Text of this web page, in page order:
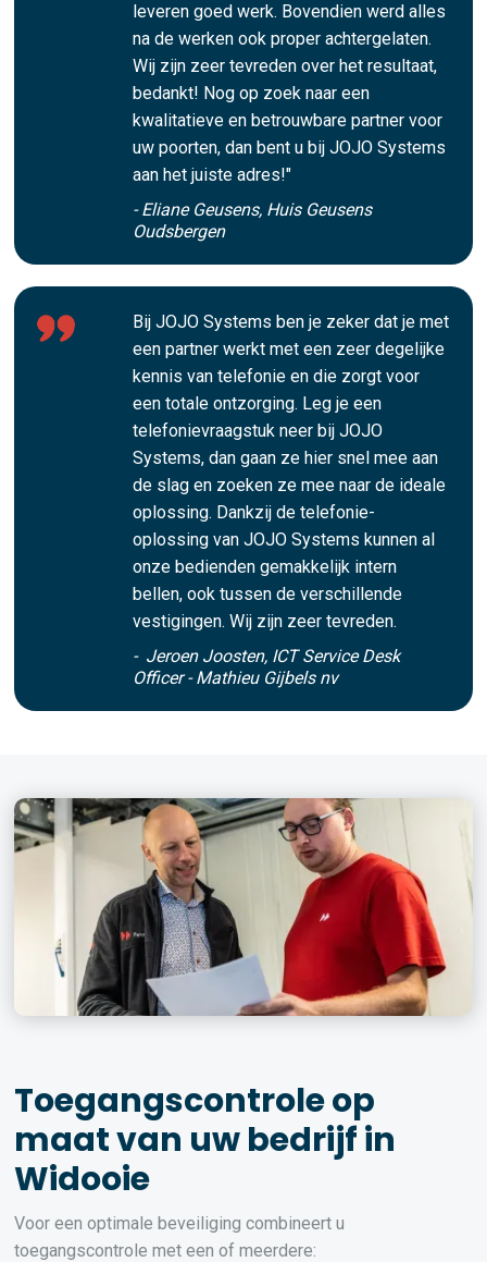
leveren goed werk. Bovendien werd alles
na de werken ook proper achtergelaten.
Wij zijn zeer tevreden over het resultaat,
bedankt! Nog op zoek naar een
kwalitatieve en betrouwbare partner voor
uw poorten, dan bent u bij JOJO Systems
aan het juiste adres!"
- Eliane Geusens, Huis Geusens
Oudsbergen
Bij JOJO Systems ben je zeker dat je met
een partner werkt met een zeer degelijke
kennis van telefonie en die zorgt voor
een totale ontzorging. Leg je een
telefonievraagstuk neer bij JOJO
Systems, dan gaan ze hier snel mee aan
de slag en zoeken ze mee naar de ideale
oplossing. Dankzij de telefonie-
oplossing van JOJO Systems kunnen al
onze bedienden gemakkelijk intern
bellen, ook tussen de verschillende
vestigingen. Wij zijn zeer tevreden.
- Jeroen Joosten, ICT Service Desk
Officer - Mathieu Gijbels nv
Toegangscontrole op
maat van uw bedrijf in
Widooie
Voor een optimale beveiliging combineert u
toegangscontrole met een of meerdere: